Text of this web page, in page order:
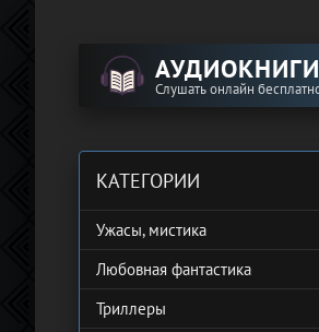
Слушать онлайн
КАТЕГОРИИ
Ужасы, мистика
Любовная фантастика
Триллеры